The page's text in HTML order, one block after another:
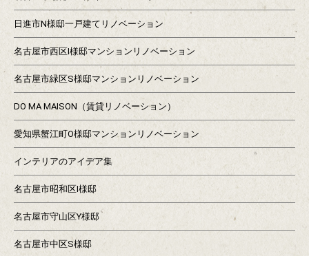
日進市N様邸一戸建てリノベーション
名古屋市西区I様邸マンションリノベーション
名古屋市緑区S様邸マンションリノベーション
DO MA MAISON（賃貸リノベーション）
愛知県蟹江町O様邸マンションリノベーション
インテリアのアイデア集
名古屋市昭和区I様邸
名古屋市守山区Y様邸
名古屋市中区S様邸